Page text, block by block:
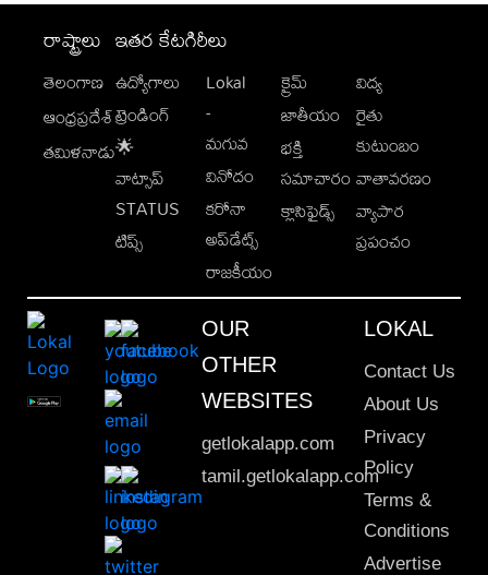
రాష్ట్రాలు
తెలంగాణ
ఆంధ్రప్రదేశ్
తమిళనాడు
ఇతర కేటగిరీలు
ఉద్యోగాలు
ట్రెండింగ్
🌟
వాట్సాప్
STATUS
టిప్స్
Lokal
-
మగువ
వినోదం
కరోనా
అప్‌డేట్స్
రాజకీయం
క్రైమ్
జాతీయం
భక్తి
సమాచారం
క్లాసిఫైడ్స్
విద్య
రైతు
కుటుంబం
వాతావరణం
వ్యాపార
ప్రపంచం
OUR
OTHER
WEBSITES
getlokalapp.com
tamil.getlokalapp.com
LOKAL
Contact Us
About Us
Privacy
Policy
Terms &
Conditions
Advertise